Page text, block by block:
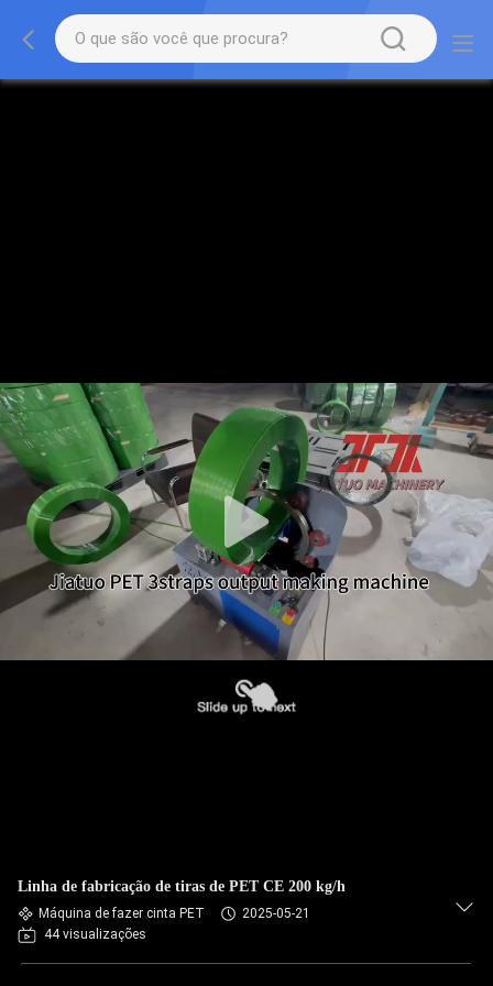
Linha de fabricação de tiras de PET CE 200 kg/h
Máquina de fazer cinta PET
2025-05-21
44 visualizações